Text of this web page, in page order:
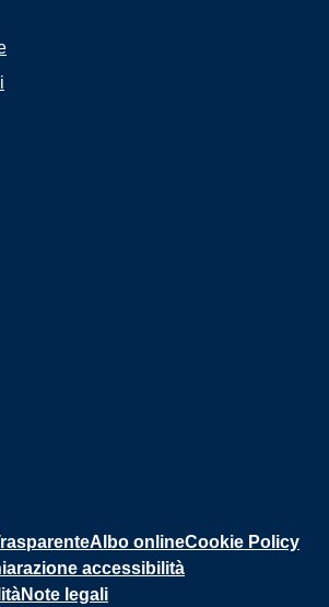
Albo onlineCookie Policy
accessibilità
Note legali